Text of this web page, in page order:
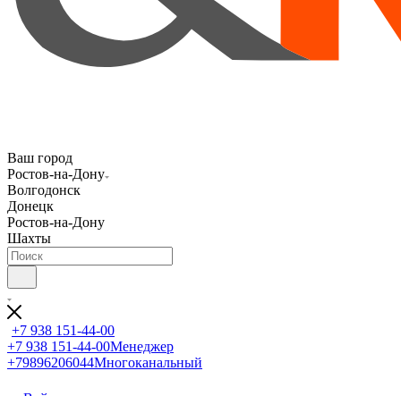
Ваш город
Ростов-на-Дону
Волгодонск
Донецк
Ростов-на-Дону
Шахты
+7 938 151-44-00
+7 938 151-44-00Менеджер
+79896206044Многоканальный